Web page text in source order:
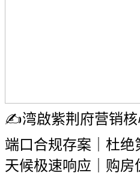
✍湾啟紫荆府营销核
端口合规存案｜杜
天候极速响应｜购房